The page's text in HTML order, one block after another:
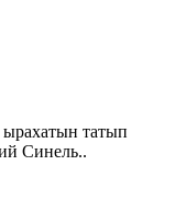
татып
Синель..